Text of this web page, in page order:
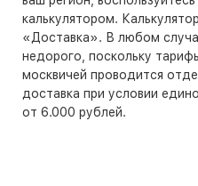
калькулятором.
«Доставка». В любом
недорого, поскольку
москвичей проводится
доставка при условии
от 6.000 рублей.